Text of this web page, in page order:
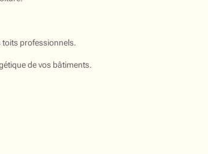
toits professionnels.
de vos bâtiments.